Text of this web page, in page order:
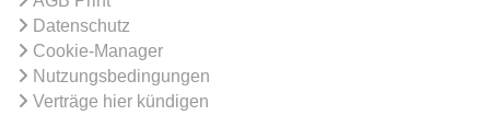
Datenschutz
Cookie-Manager
Nutzungsbedingungen
Verträge hier kündigen